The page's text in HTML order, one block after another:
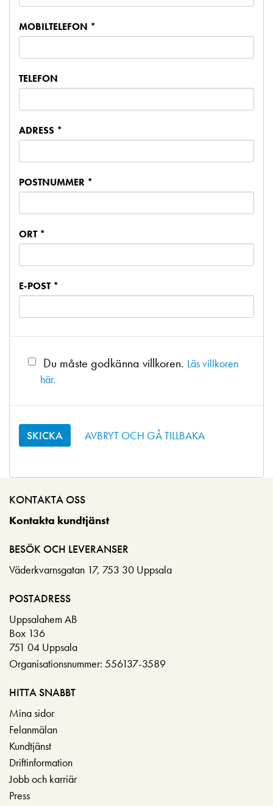
MOBILTELEFON *
TELEFON
ADRESS *
POSTNUMMER *
ORT *
E-POST *
Du måste godkänna villkoren. Läs villkoren
här.
AVBRYT OCH GÅ TILLBAKA
KONTAKTA OSS
Kontakta kundtjänst
BESÖK OCH LEVERANSER
Väderkvarnsgatan 17, 753 30 Uppsala
POSTADRESS
Uppsalahem AB
Box 136
751 04 Uppsala
Organisationsnummer: 556137-3589
HITTA SNABBT
Mina sidor
Felanmälan
Kundtjänst
Driftinformation
Jobb och karriär
Press